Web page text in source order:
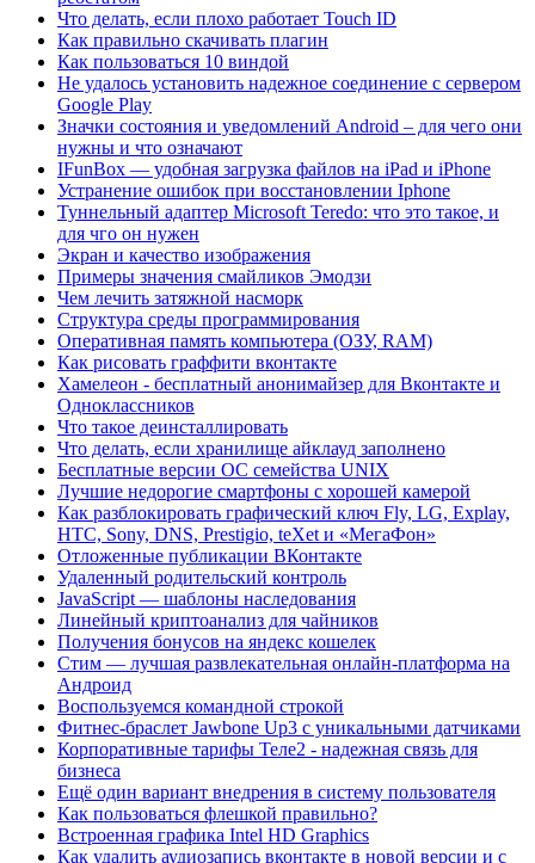
Что делать, если плохо работает Touch ID
Как правильно скачивать плагин
Как пользоваться 10 виндой
Не удалось установить надежное соединение с сервером
Google Play
Значки состояния и уведомлений Android – для чего они
нужны и что означают
IFunBox — удобная загрузка файлов на iPad и iPhone
Устранение ошибок при восстановлении Iphone
Туннельный адаптер Microsoft Teredo: что это такое, и
для чго он нужен
Экран и качество изображения
Примеры значения смайликов Эмодзи
Чем лечить затяжной насморк
Структура среды программирования
Оперативная память компьютера (ОЗУ, RAM)
Как рисовать граффити вконтакте
Хамелеон - бесплатный анонимайзер для Вконтакте и
Одноклассников
Что такое деинсталлировать
Что делать, если хранилище айклауд заполнено
Бесплатные версии ОС семейства UNIX
Лучшие недорогие смартфоны с хорошей камерой
Как разблокировать графический ключ Fly, LG, Explay,
HTC, Sony, DNS, Prestigio, teXet и «МегаФон»
Отложенные публикации ВКонтакте
Удаленный родительский контроль
JavaScript — шаблоны наследования
Линейный криптоанализ для чайников
Получения бонусов на яндекс кошелек
Стим — лучшая развлекательная онлайн-платформа на
Андроид
Воспользуемся командной строкой
Фитнес-браслет Jawbone Up3 с уникальными датчиками
Корпоративные тарифы Теле2 - надежная связь для
бизнеса
Ещё один вариант внедрения в систему пользователя
Как пользоваться флешкой правильно?
Встроенная графика Intel HD Graphics
Как удалить аудиозапись вконтакте в новой версии и с